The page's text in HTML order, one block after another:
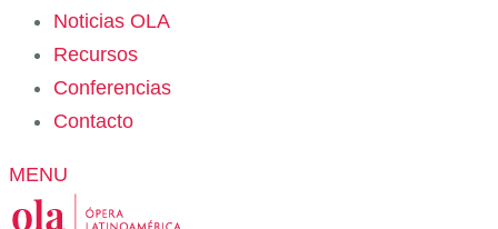
Noticias OLA
Recursos
Conferencias
Contacto
MENU